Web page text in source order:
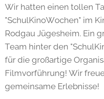
Wir hatten einen tollen
"SchulKinoWochen" im
Rodgau Jügesheim. Ein
Team hinter den
für die großartige
Filmvorführung! Wir
gemeinsame Erlebnisse!